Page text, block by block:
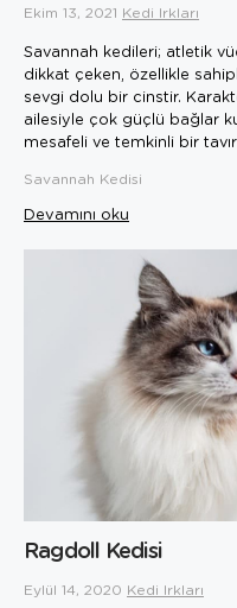
Ekim 13, 2021 Kedi Irkları
Savannah kedileri; atletik
dikkat çeken, özellikle
sevgi dolu bir cinstir.
ailesiyle çok güçlü bağlar
mesafeli ve temkinli bir
Savannah Kedisi
Devamını oku
Ragdoll Kedisi
Eylül 14, 2020 Kedi Irkları